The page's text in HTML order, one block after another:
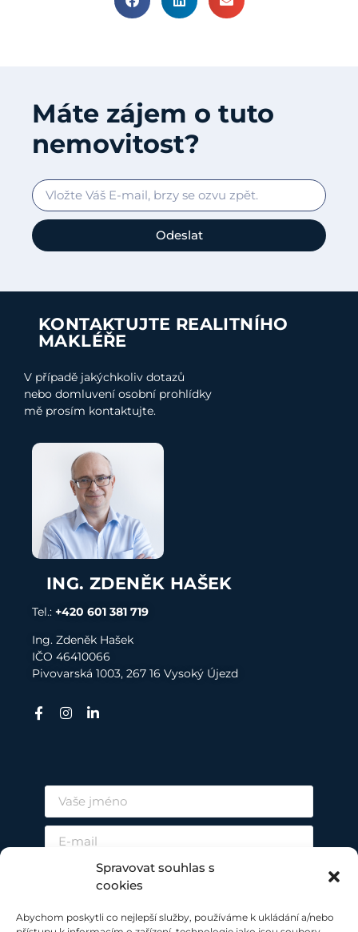
Spravovat souhlas s
cookies
Abychom poskytli co nejlepší služby, používáme k ukládání a/nebo
Máte zájem o tuto
nemovitost?
Odeslat
KONTAKTUJTE REALITNÍHO
MAKLÉŘE
V případě jakýchkoliv dotazů
nebo domluvení osobní prohlídky
mě prosím kontaktujte.
ING. ZDENĚK HAŠEK
Tel.: +420 601 381 719
Ing. Zdeněk Hašek
IČO 46410066
Pivovarská 1003, 267 16 Vysoký Újezd